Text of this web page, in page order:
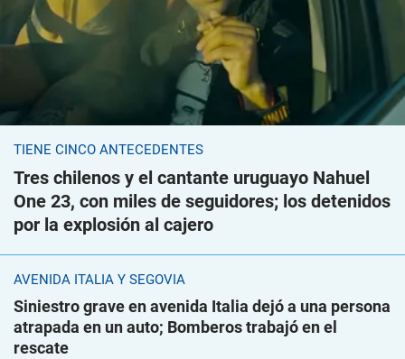
TIENE CINCO ANTECEDENTES
Tres chilenos y el cantante uruguayo Nahuel
One 23, con miles de seguidores; los detenidos
por la explosión al cajero
AVENIDA ITALIA Y SEGOVIA
Siniestro grave en avenida Italia dejó a una persona
atrapada en un auto; Bomberos trabajó en el
rescate